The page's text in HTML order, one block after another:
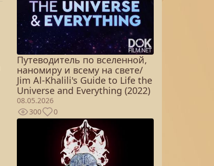
Путеводитель по вселенной,
наномиру и всему на свете/
Jim Al-Khalili's Guide to Life the
Universe and Everything (2022)
08.05.2026
300
0